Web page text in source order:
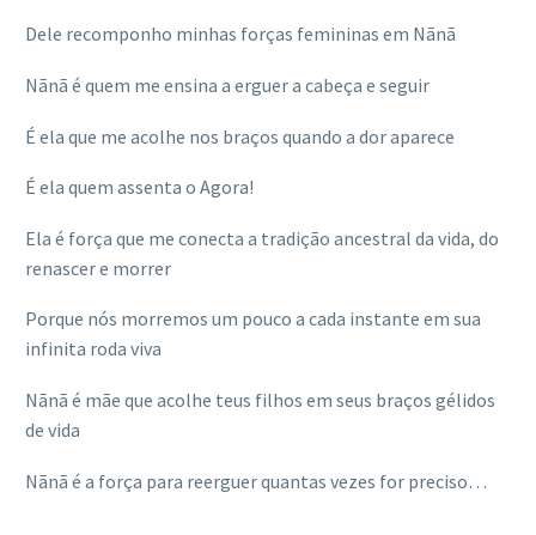
Dele recomponho minhas forças femininas em Nãnã
Nãnã é quem me ensina a erguer a cabeça e seguir
É ela que me acolhe nos braços quando a dor aparece
É ela quem assenta o Agora!
Ela é força que me conecta a tradição ancestral da vida, do
renascer e morrer
Porque nós morremos um pouco a cada instante em sua
infinita roda viva
Nãnã é mãe que acolhe teus filhos em seus braços gélidos
de vida
Nãnã é a força para reerguer quantas vezes for preciso…